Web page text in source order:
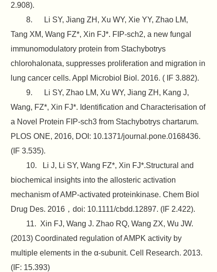
2.908).
8. Li SY, Jiang ZH, Xu WY, Xie YY, Zhao LM,
Tang XM, Wang FZ*, Xin FJ*. FIP-sch2, a new fungal
immunomodulatory protein from Stachybotrys
chlorohalonata, suppresses proliferation and migration in
lung cancer cells. Appl Microbiol Biol. 2016. ( IF 3.882).
9. Li SY, Zhao LM, Xu WY, Jiang ZH, Kang J,
Wang, FZ*, Xin FJ*. Identification and Characterisation of
a Novel Protein FIP-sch3 from Stachybotrys chartarum.
PLOS ONE, 2016, DOI: 10.1371/journal.pone.0168436.
(IF 3.535).
10. Li J, Li SY, Wang FZ*, Xin FJ*.Structural and
biochemical insights into the allosteric activation
mechanism of AMP-activated proteinkinase. Chem Biol
Drug Des. 2016，doi: 10.1111/cbdd.12897. (IF 2.422).
11. Xin FJ, Wang J. Zhao RQ, Wang ZX, Wu JW.
(2013) Coordinated regulation of AMPK activity by
multiple elements in the α-subunit. Cell Research. 2013.
(IF: 15.393)